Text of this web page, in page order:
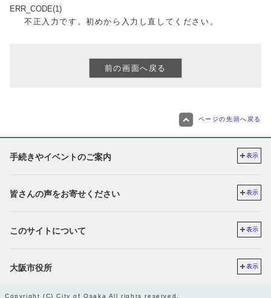
ERR_CODE(1)
不正入力です。初めから入力し直してください。
ページの先頭へ戻る
手続きやイベントのご案内 表示
皆さんの声をお寄せください 表示
このサイトについて 表示
大阪市役所 表示
Copyright (C) City of Osaka All rights reserved.